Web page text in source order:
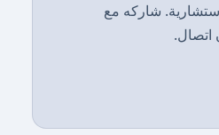
شاركه مع
اتصال.